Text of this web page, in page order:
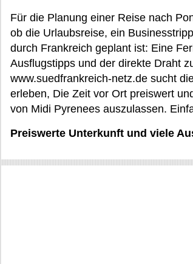
Für die Planung einer Reise nach
ob die Urlaubsreise, ein
durch Frankreich geplant ist: Eine
Ausflugstipps und der direkte Draht
www.suedfrankreich-netz.de sucht
erleben, Die Zeit vor Ort preiswert
von Midi Pyrenees auszulassen.
Preiswerte Unterkunft und viele